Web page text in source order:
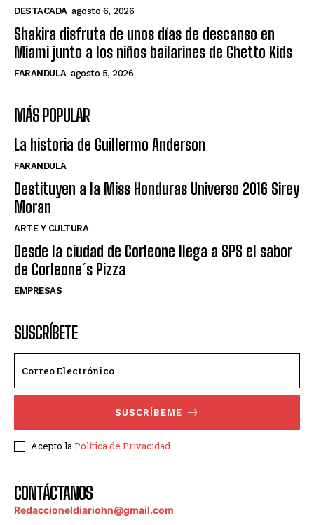
DESTACADA agosto 6, 2026
Shakira disfruta de unos días de descanso en
Miami junto a los niños bailarines de Ghetto Kids
FARANDULA agosto 5, 2026
MÁS POPULAR
La historia de Guillermo Anderson
FARANDULA
Destituyen a la Miss Honduras Universo 2016 Sirey
Moran
ARTE Y CULTURA
Desde la ciudad de Corleone llega a SPS el sabor
de Corleone´s Pizza
EMPRESAS
SUSCRÍBETE
SUSCRÍBEME
Acepto laPolítica de Privacidad.
CONTÁCTANOS
Redaccioneldiariohn@gmail.com